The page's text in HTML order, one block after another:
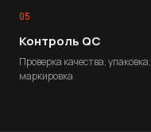
05
Контроль QC
Проверка качества, упаковка,
маркировка